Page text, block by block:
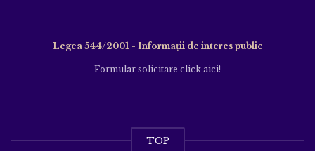
Legea 544/2001 - Informații de interes public
Formular solicitare click aici!
TOP